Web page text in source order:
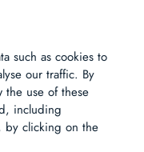
such as cookies to
our traffic. By
use of these
including
by clicking on the